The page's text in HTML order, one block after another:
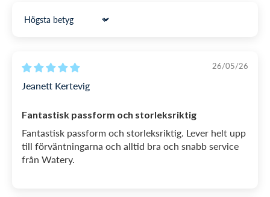
Sort by
26/05/26
Jeanett Kertevig
Fantastisk passform och storleksriktig
Fantastisk passform och storleksriktig. Lever helt upp
till förväntningarna och alltid bra och snabb service
från Watery.